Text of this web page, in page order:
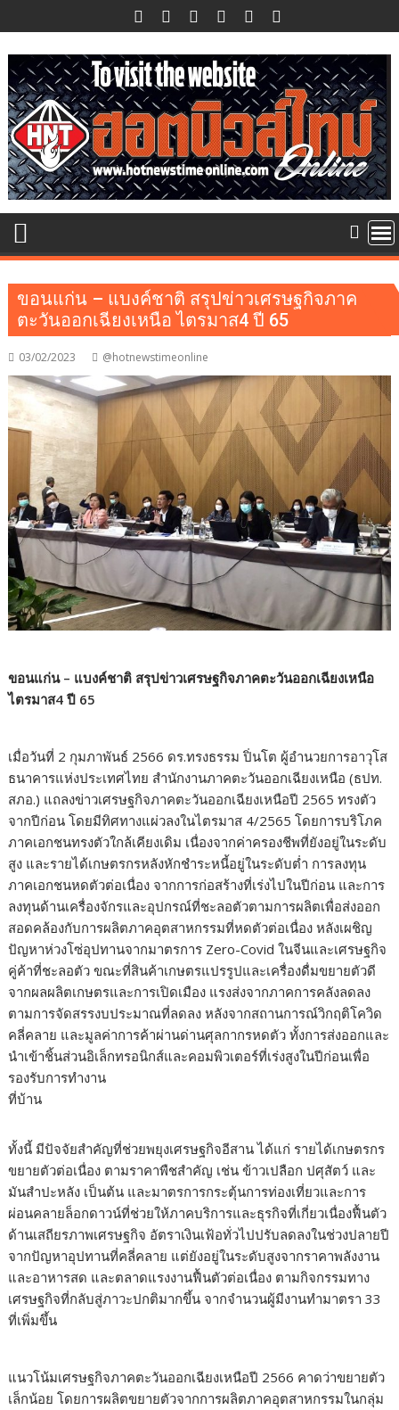
to
content
ขอนแก่น – แบงค์ชาติ สรุปข่าวเศรษฐกิจภาค
ตะวันออกเฉียงเหนือ ไตรมาส4 ปี 65
03/02/2023 @hotnewstimeonline
ขอนแก่น – แบงค์ชาติ สรุปข่าวเศรษฐกิจภาคตะวันออกเฉียงเหนือ
ไตรมาส4 ปี 65
เมื่อวันที่ 2 กุมภาพันธ์ 2566 ดร.ทรงธรรม ปิ่นโต ผู้อำนวยการอาวุโส
ธนาคารแห่งประเทศไทย สำนักงานภาคตะวันออกเฉียงเหนือ (ธปท.
สภอ.) แถลงข่าวเศรษฐกิจภาคตะวันออกเฉียงเหนือปี 2565 ทรงตัว
จากปีก่อน โดยมีทิศทางแผ่วลงในไตรมาส 4/2565 โดยการบริโภค
ภาคเอกชนทรงตัวใกล้เคียงเดิม เนื่องจากค่าครองชีพที่ยังอยู่ในระดับ
สูง และรายได้เกษตรกรหลังหักชำระหนี้อยู่ในระดับต่ำ การลงทุน
ภาคเอกชนหดตัวต่อเนื่อง จากการก่อสร้างที่เร่งไปในปีก่อน และการ
ลงทุนด้านเครื่องจักรและอุปกรณ์ที่ชะลอตัวตามการผลิตเพื่อส่งออก
สอดคล้องกับการผลิตภาคอุตสาหกรรมที่หดตัวต่อเนื่อง หลังเผชิญ
ปัญหาห่วงโซ่อุปทานจากมาตรการ Zero-Covid ในจีนและเศรษฐกิจ
คู่ค้าที่ชะลอตัว ขณะที่สินค้าเกษตรแปรรูปและเครื่องดื่มขยายตัวดี
จากผลผลิตเกษตรและการเปิดเมือง แรงส่งจากภาคการคลังลดลง
ตามการจัดสรรงบประมาณที่ลดลง หลังจากสถานการณ์วิกฤติโควิด
คลี่คลาย และมูลค่าการค้าผ่านด่านศุลกากรหดตัว ทั้งการส่งออกและ
นำเข้าชิ้นส่วนอิเล็กทรอนิกส์และคอมพิวเตอร์ที่เร่งสูงในปีก่อนเพื่อ
รองรับการทำงาน
ที่บ้าน
ทั้งนี้ มีปัจจัยสำคัญที่ช่วยพยุงเศรษฐกิจอีสาน ได้แก่ รายได้เกษตรกร
ขยายตัวต่อเนื่อง ตามราคาพืชสำคัญ เช่น ข้าวเปลือก ปศุสัตว์ และ
มันสำปะหลัง เป็นต้น และมาตรการกระตุ้นการท่องเที่ยวและการ
ผ่อนคลายล็อกดาวน์ที่ช่วยให้ภาคบริการและธุรกิจที่เกี่ยวเนื่องฟื้นตัว
ด้านเสถียรภาพเศรษฐกิจ อัตราเงินเฟ้อทั่วไปปรับลดลงในช่วงปลายปี
จากปัญหาอุปทานที่คลี่คลาย แต่ยังอยู่ในระดับสูงจากราคาพลังงาน
และอาหารสด และตลาดแรงงานฟื้นตัวต่อเนื่อง ตามกิจกรรมทาง
เศรษฐกิจที่กลับสู่ภาวะปกติมากขึ้น จากจำนวนผู้มีงานทำมาตรา 33
ที่เพิ่มขึ้น
แนวโน้มเศรษฐกิจภาคตะวันออกเฉียงเหนือปี 2566 คาดว่าขยายตัว
เล็กน้อย โดยการผลิตขยายตัวจากการผลิตภาคอุตสาหกรรมในกลุ่ม